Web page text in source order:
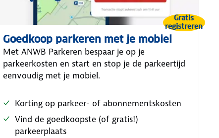
Gratis
registreren
Goedkoop parkeren met je mobiel
Met ANWB Parkeren bespaar je op je
parkeerkosten en start en stop je de parkeertijd
eenvoudig met je mobiel.
Korting op parkeer- of abonnementskosten
Vind de goedkoopste (of gratis!)
parkeerplaats